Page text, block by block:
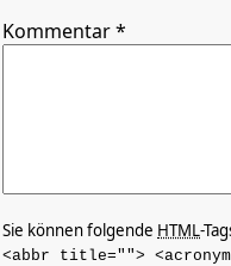
Kommentar*
Sie können folgende HTML-
<abbr title="">